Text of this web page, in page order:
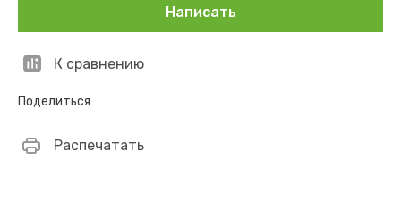
Написать
К сравнению
Поделиться
Распечатать